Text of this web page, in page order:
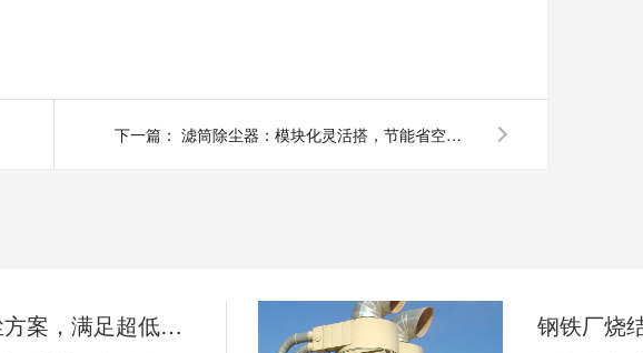
下一篇： 滤筒除尘器：模块化灵活搭，节能省空间超适配
钢铁行业除尘方案，满足超低排放要求